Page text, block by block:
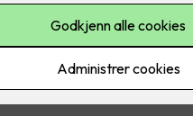
med alt integrert
i Micro Matic, Petter
når man bygger nytt og
for en god driftsøkonomi.